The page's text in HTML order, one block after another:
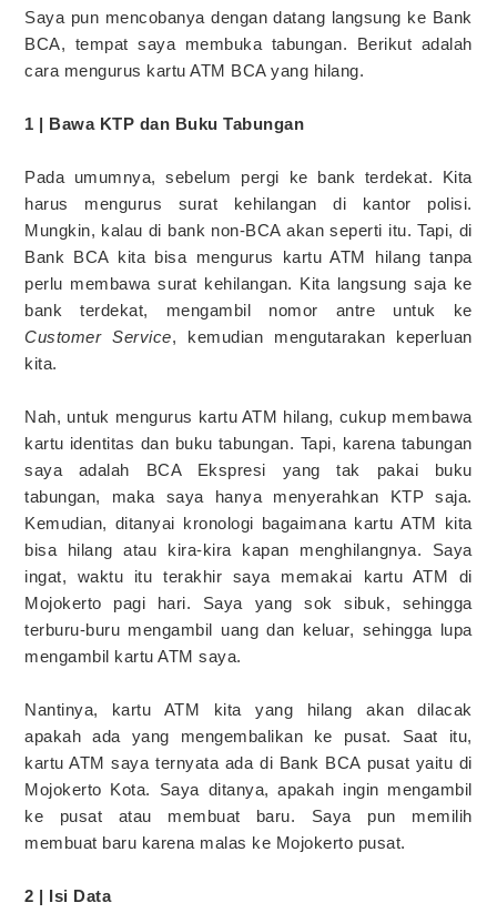
Saya pun mencobanya dengan datang langsung ke Bank
BCA, tempat saya membuka tabungan. Berikut adalah
cara mengurus kartu ATM BCA yang hilang.
1 | Bawa KTP dan Buku Tabungan
Pada umumnya, sebelum pergi ke bank terdekat. Kita
harus mengurus surat kehilangan di kantor polisi.
Mungkin, kalau di bank non-BCA akan seperti itu. Tapi, di
Bank BCA kita bisa mengurus kartu ATM hilang tanpa
perlu membawa surat kehilangan. Kita langsung saja ke
bank terdekat, mengambil nomor antre untuk ke
Customer Service, kemudian mengutarakan keperluan
kita.
Nah, untuk mengurus kartu ATM hilang, cukup membawa
kartu identitas dan buku tabungan. Tapi, karena tabungan
saya adalah BCA Ekspresi yang tak pakai buku
tabungan, maka saya hanya menyerahkan KTP saja.
Kemudian, ditanyai kronologi bagaimana kartu ATM kita
bisa hilang atau kira-kira kapan menghilangnya. Saya
ingat, waktu itu terakhir saya memakai kartu ATM di
Mojokerto pagi hari. Saya yang sok sibuk, sehingga
terburu-buru mengambil uang dan keluar, sehingga lupa
mengambil kartu ATM saya.
Nantinya, kartu ATM kita yang hilang akan dilacak
apakah ada yang mengembalikan ke pusat. Saat itu,
kartu ATM saya ternyata ada di Bank BCA pusat yaitu di
Mojokerto Kota. Saya ditanya, apakah ingin mengambil
ke pusat atau membuat baru. Saya pun memilih
membuat baru karena malas ke Mojokerto pusat.
2 | Isi Data